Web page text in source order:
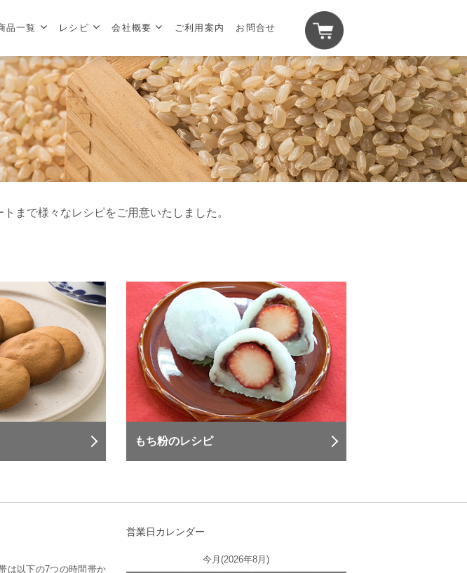
品一覧 レシピ 会社概要 ご利用案内 お問合せ
まで様々なレシピをご用意いたしました。
もち粉のレシピ
は以下の7つの時間帯か
営業日カレンダー
今月(2026年8月)